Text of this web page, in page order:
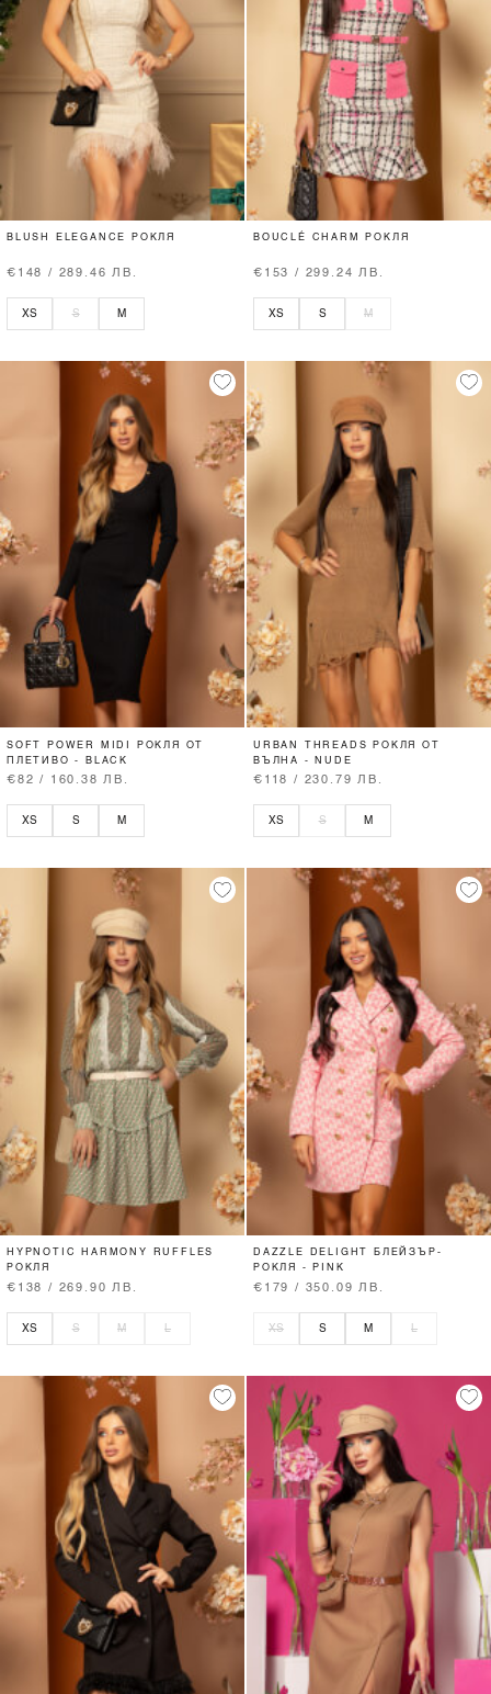
BLUSH ELEGANCE РОКЛЯ
€148 / 289.46 ЛВ.
XS S M
BOUCLÉ CHARM РОКЛЯ
€153 / 299.24 ЛВ.
XS S M
SOFT POWER MIDI РОКЛЯ ОТ
ПЛЕТИВО - BLACK
€82 / 160.38 ЛВ.
XS S M
URBAN THREADS РОКЛЯ ОТ
ВЪЛНА - NUDE
€118 / 230.79 ЛВ.
XS S M
HYPNOTIC HARMONY RUFFLES
РОКЛЯ
€138 / 269.90 ЛВ.
XS S M L
DAZZLE DELIGHT БЛЕЙЗЪР-
РОКЛЯ - PINK
€179 / 350.09 ЛВ.
XS S M L